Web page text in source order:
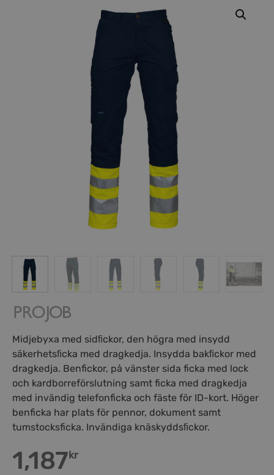
Midjebyxa med sidﬁckor, den högra med insydd
säkerhetsﬁcka med dragkedja. Insydda bakﬁckor med
dragkedja. Benfickor, på vänster sida ficka med lock
och kardborreförslutning samt ficka med dragkedja
med invändig telefonficka och fäste för ID-kort. Höger
benficka har plats för pennor, dokument samt
tumstocksficka. Invändiga knäskyddsﬁckor.
1,187kr